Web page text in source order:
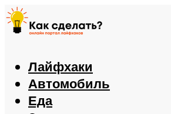
Лайфхаки
Автомобиль
Еда